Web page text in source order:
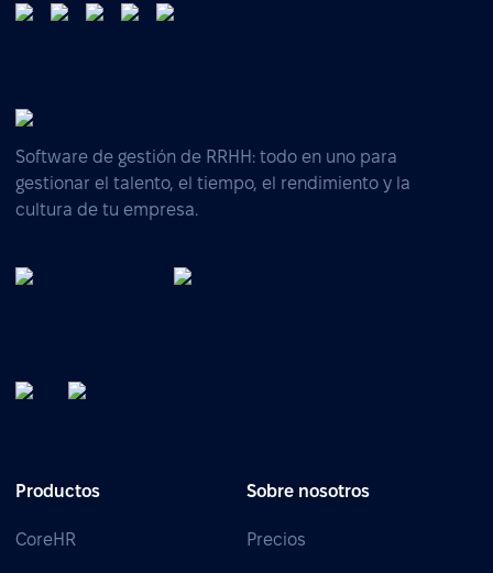
Software de gestión de RRHH: todo en uno para
gestionar el talento, el tiempo, el rendimiento y la
cultura de tu empresa.
Productos
CoreHR
Sobre nosotros
Precios